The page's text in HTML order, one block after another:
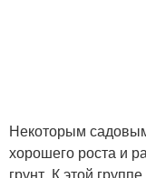
Некоторым
хорошего роста и